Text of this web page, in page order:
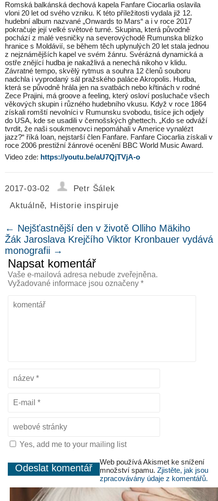
Romská balkánská dechová kapela Fanfare Ciocarlia oslavila
vloni 20 let od svého vzniku. K této příležitosti vydala již 12.
hudební album nazvané „Onwards to Mars“ a i v roce 2017
pokračuje její velké světové turné. Skupina, která původně
pochází z malé vesničky na severovýchodě Rumunska blízko
hranice s Moldávií, se během těch uplynulých 20 let stala jednou
z nejznámějších kapel ve svém žánru. Svérázná dynamická a
ostře znějící hudba je nakažlivá a nenechá nikoho v klidu.
Závratné tempo, skvělý rytmus a souhra 12 členů souboru
nadchla i vyprodaný sál pražského paláce Akropolis. Hudba,
která se původně hrála jen na svatbách nebo křtinách v rodné
Zece Prajini, má groove a feeling, který osloví posluchače všech
věkových skupin i různého hudebního vkusu. Když v roce 1864
získali romští nevolníci v Rumunsku svobodu, tisíce jich odjely
do USA, kde se usadili v černošských ghettech. „Kdo se odváží
tvrdit, že naši soukmenovci nepomáhali v Americe vynalézt
jazz?“ říká Ioan, nejstarší člen Fanfare. Fanfare Ciocarlia získali v
roce 2006 prestižní žánrové ocenění BBC World Music Award.
Video zde: https://youtu.be/aU7QjTVjA-o
2017-03-02
Petr Šálek
Aktuálně, Historie inspiruje
← Nejšťastnější den v životě Olliho Mäkiho
Žák Jaroslava Krejčího Viktor Kronbauer vydává
monografii →
Napsat komentář
Vaše e-mailová adresa nebude zveřejněna.
Vyžadované informace jsou označeny *
Yes, add me to your mailing list
Web používá Akismet ke snížení
množství spamu. Zjistěte, jak jsou
zpracovávány údaje z komentářů.